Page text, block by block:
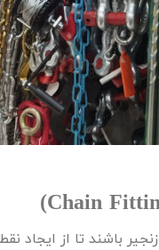
Chain
)
زنجیر باشند تا از